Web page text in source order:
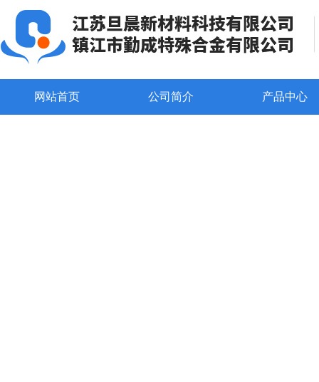
网站首页 公司简介 产品中心